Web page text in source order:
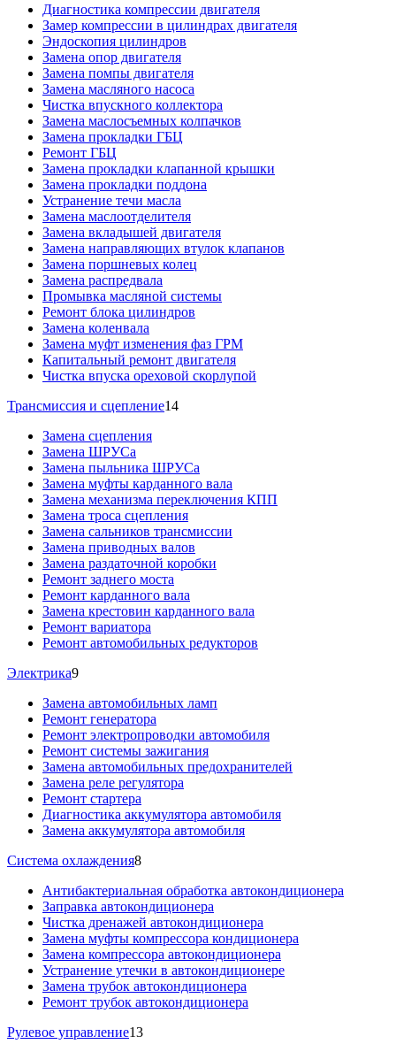
Диагностика компрессии двигателя
Замер компрессии в цилиндрах двигателя
Эндоскопия цилиндров
Замена опор двигателя
Замена помпы двигателя
Замена масляного насоса
Чистка впускного коллектора
Замена маслосъемных колпачков
Замена прокладки ГБЦ
Ремонт ГБЦ
Замена прокладки клапанной крышки
Замена прокладки поддона
Устранение течи масла
Замена маслоотделителя
Замена вкладышей двигателя
Замена направляющих втулок клапанов
Замена поршневых колец
Замена распредвала
Промывка масляной системы
Ремонт блока цилиндров
Замена коленвала
Замена муфт изменения фаз ГРМ
Капитальный ремонт двигателя
Чистка впуска ореховой скорлупой
Трансмиссия и сцепление14
Замена сцепления
Замена ШРУСа
Замена пыльника ШРУСа
Замена муфты карданного вала
Замена механизма переключения КПП
Замена троса сцепления
Замена сальников трансмиссии
Замена приводных валов
Замена раздаточной коробки
Ремонт заднего моста
Ремонт карданного вала
Замена крестовин карданного вала
Ремонт вариатора
Ремонт автомобильных редукторов
Электрика9
Замена автомобильных ламп
Ремонт генератора
Ремонт электропроводки автомобиля
Ремонт системы зажигания
Замена автомобильных предохранителей
Замена реле регулятора
Ремонт стартера
Диагностика аккумулятора автомобиля
Замена аккумулятора автомобиля
Система охлаждения8
Антибактериальная обработка автокондиционера
Заправка автокондиционера
Чистка дренажей автокондиционера
Замена муфты компрессора кондиционера
Замена компрессора автокондиционера
Устранение утечки в автокондиционере
Замена трубок автокондиционера
Ремонт трубок автокондиционера
Рулевое управление13